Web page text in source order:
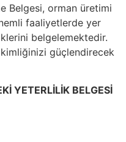
Belgesi, orman üretimi
faaliyetlerde yer
belgelemektedir.
güçlendirecek
YETERLİLİK BELGESİ